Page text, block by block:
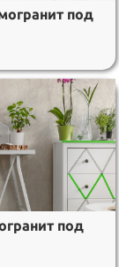
под
под